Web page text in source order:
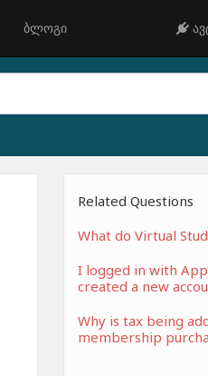
ბლოგი
Related Questions
What do Virtual
I logged in with
created a new
Why is tax being
membership